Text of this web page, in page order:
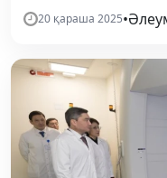
20 қараша 2025•